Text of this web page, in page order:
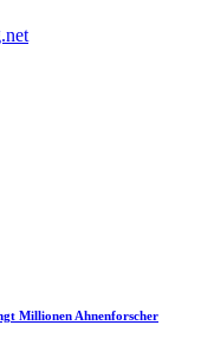
Millionen Ahnenforscher